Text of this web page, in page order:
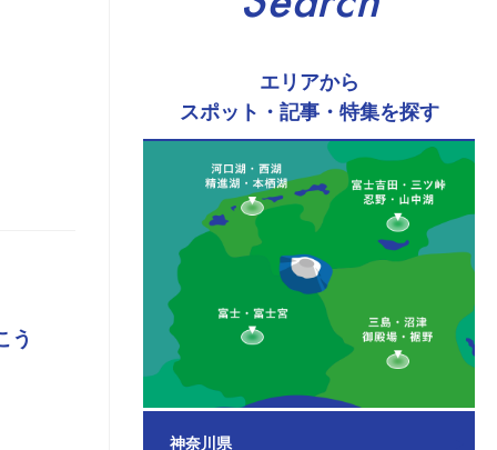
う
エリアから
スポット・記事・特集を探す
神奈川県